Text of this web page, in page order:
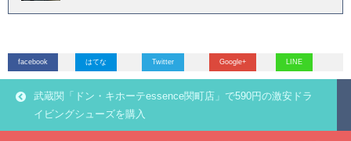
facebook はてな Twitter Google+ LINE
武蔵関「ドン・キホーテessence関町店」で590円の激安ドラ
イビングシューズを購入